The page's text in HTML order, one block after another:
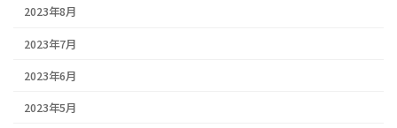
2023年8月
2023年7月
2023年6月
2023年5月